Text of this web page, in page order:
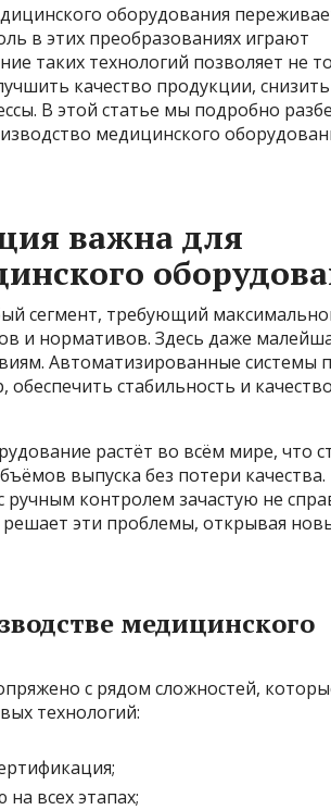
оборудования
в этих преобразованиях играют
таких технологий позволяет не
качество продукции, снизить
В этой статье мы подробно
медицинского
важна для
сегмент, требующий
и нормативов. Здесь даже
Автоматизированные системы
стабильность и
растёт во всём мире, что
выпуска без потери качества.
контролем зачастую не
эти проблемы, открывая
медицинского
с рядом сложностей,
технологий:
всех этапах;